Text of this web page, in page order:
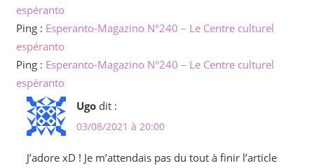
espéranto
Ping : Esperanto-Magazino N°240 – Le Centre culturel
espéranto
Ping : Esperanto-Magazino N°240 – Le Centre culturel
espéranto
Ugo dit :
03/08/2021 à 20:00
J’adore xD ! Je m’attendais pas du tout à finir l’article